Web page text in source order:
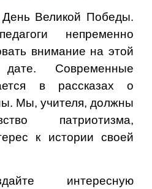
Великой Победы.
непременно
внимание на этой
дате. Современные
в рассказах о
Мы, учителя, должны
патриотизма,
к истории своей
интересную